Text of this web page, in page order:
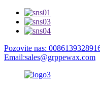
Pozovite nas:
Email:sales@grppewax.com